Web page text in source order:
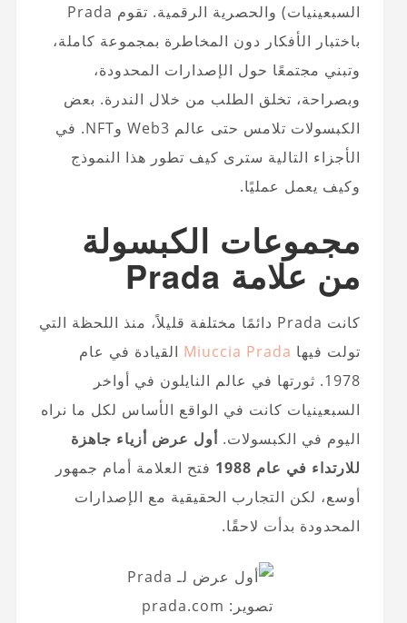
السبعينيات) والحصرية الرقمية. تقوم Prada
باختبار الأفكار دون المخاطرة بمجموعة كاملة،
وتبني مجتمعًا حول الإصدارات المحدودة،
وبصراحة، تخلق الطلب من خلال الندرة. بعض
الكبسولات تلامس حتى عالم Web3 وNFT. في
الأجزاء التالية سترى كيف تطور هذا النموذج
وكيف يعمل عمليًا.
مجموعات الكبسولة
من علامة Prada
كانت Prada دائمًا مختلفة قليلاً، منذ اللحظة التي
تولت فيها Miuccia Prada القيادة في عام
1978. ثورتها في عالم النايلون في أواخر
السبعينيات كانت في الواقع الأساس لكل ما نراه
اليوم في الكبسولات. أول عرض أزياء جاهزة
للارتداء في عام 1988
فتح العلامة أمام جمهور
أوسع، لكن التجارب الحقيقية مع الإصدارات
المحدودة بدأت لاحقًا.
تصوير: prada.com